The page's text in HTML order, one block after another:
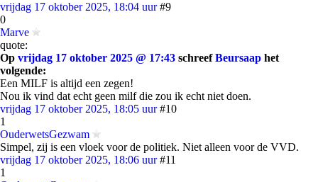
vrijdag 17 oktober 2025, 18:04 uur #9
0
Marve
quote:
Op vrijdag 17 oktober 2025 @ 17:43 schreefBeursaap het
volgende:
Een MILF is altijd een zegen!
Nou ik vind dat echt geen milf die zou ik echt niet doen.
vrijdag 17 oktober 2025, 18:05 uur #10
1
OuderwetsGezwam
Simpel, zij is een vloek voor de politiek. Niet alleen voor de VVD.
vrijdag 17 oktober 2025, 18:06 uur #11
1